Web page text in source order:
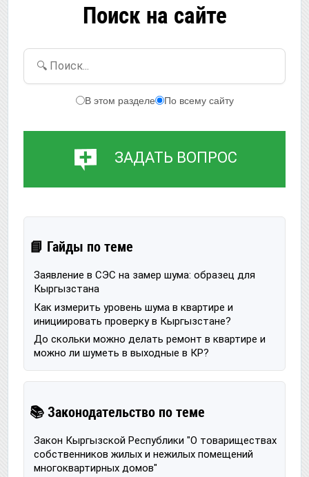
Поиск на сайте
🔍 Поиск...
В этом разделе По всему сайту
ЗАДАТЬ ВОПРОС
📘 Гайды по теме
Заявление в СЭС на замер шума: образец для
Кыргызстана
Как измерить уровень шума в квартире и
инициировать проверку в Кыргызстане?
До скольки можно делать ремонт в квартире и
можно ли шуметь в выходные в КР?
📚 Законодательство по теме
Закон Кыргызской Республики "О товариществах
собственников жилых и нежилых помещений
многоквартирных домов"